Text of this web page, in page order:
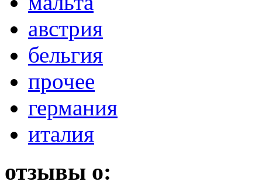
австрия
бельгия
прочее
германия
италия
отзывы о: